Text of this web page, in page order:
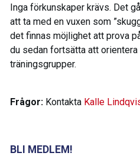
BLI MEDLEM!
Inga förkunskaper krävs. Det
att ta med en vuxen som
det finnas möjlighet att prova
du sedan fortsätta att
träningsgrupper.
Frågor: Kontakta Kalle